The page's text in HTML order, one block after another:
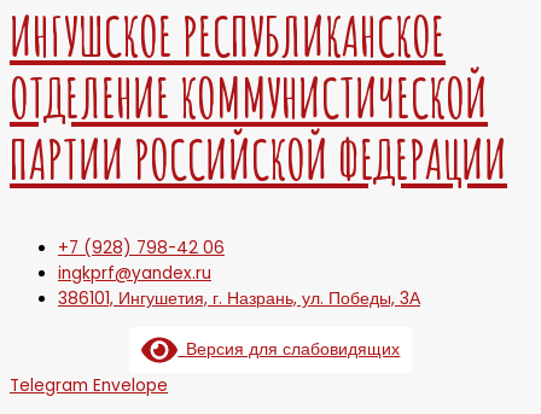
ИНГУШСКОЕ РЕСПУБЛИКАНСКОЕ
ОТДЕЛЕНИЕ КОММУНИСТИЧЕСКОЙ
ПАРТИИ РОССИЙСКОЙ ФЕДЕРАЦИИ
+7 (928) 798-42 06
ingkprf@yandex.ru
386101, Ингушетия, г. Назрань, ул. Победы, 3А
Версия для слабовидящих
Telegram Envelope